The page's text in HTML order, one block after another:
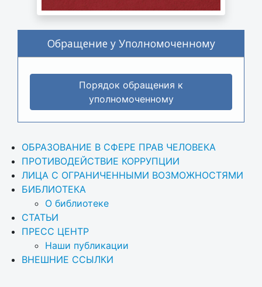
Обращение у Уполномоченному
Порядок обращения к
уполномоченному
ОБРАЗОВАНИЕ В СФЕРЕ ПРАВ ЧЕЛОВЕКА
ПРОТИВОДЕЙСТВИЕ КОРРУПЦИИ
ЛИЦА С ОГРАНИЧЕННЫМИ ВОЗМОЖНОСТЯМИ
БИБЛИОТЕКА
О библиотеке
СТАТЬИ
ПРЕСС ЦЕНТР
Наши публикации
ВНЕШНИЕ ССЫЛКИ